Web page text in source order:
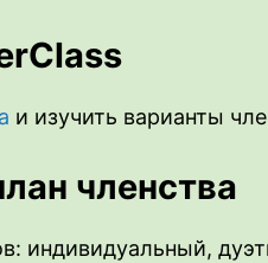
и изучить варианты
членства
индивидуальный,